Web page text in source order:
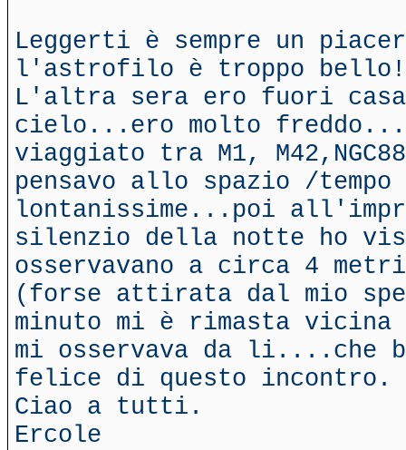
Leggerti è sempre un
l'astrofilo è troppo bello!
L'altra sera ero fuori
cielo...ero molto
viaggiato tra M1,
pensavo allo spazio /
lontanissime...poi
silenzio della notte ho
osservavano a circa 4
(forse attirata dal mio
minuto mi è rimasta
mi osservava da li....che
felice di questo incontro.
Ciao a tutti.
Ercole